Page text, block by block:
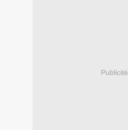
Publicité